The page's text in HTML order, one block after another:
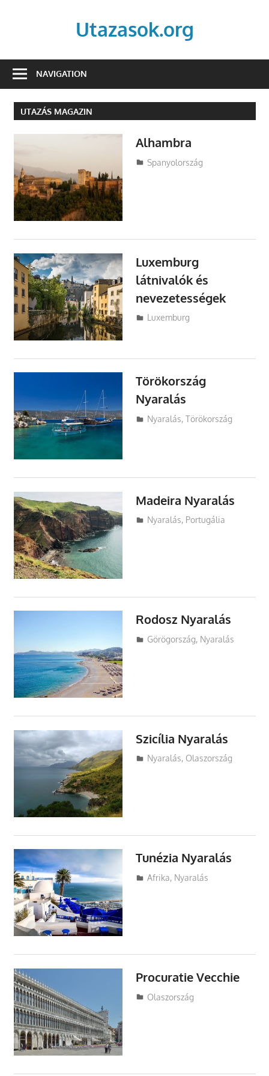
Utazasok.org
NAVIGATION
UTAZÁS MAGAZIN
Alhambra
Utazasok.org
Spanyolország
Luxemburg
látnivalók és
nevezetességek
Utazasok.org
Luxemburg
Törökország
Nyaralás
Utazasok.org
Nyaralás,Törökország
Madeira Nyaralás
Utazasok.org
Nyaralás, Portugália
Rodosz Nyaralás
Utazasok.org
Görögország, Nyaralás
Szicília Nyaralás
Utazasok.org
Nyaralás, Olaszország
Tunézia Nyaralás
Utazasok.org
Afrika, Nyaralás
Procuratie Vecchie
Utazasok.org
Olaszország